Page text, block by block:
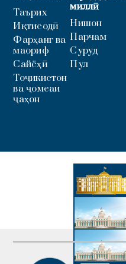
Таърих
Иқтисодӣ
Фарҳанг ва
маориф
Сайёҳӣ
Тоҷикистон
ва ҷомеаи
ҷаҳон
миллӣ
Нишон
Парчам
Суруд
Пул